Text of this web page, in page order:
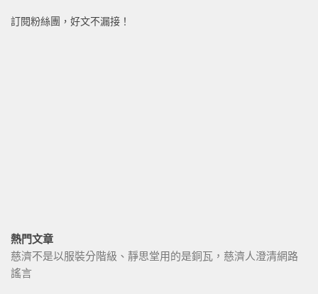
訂閱粉絲團，好文不漏接！
熱門文章
慈濟不是以服裝分階級、靜思堂用的是銅瓦，慈濟人澄清網路
謠言